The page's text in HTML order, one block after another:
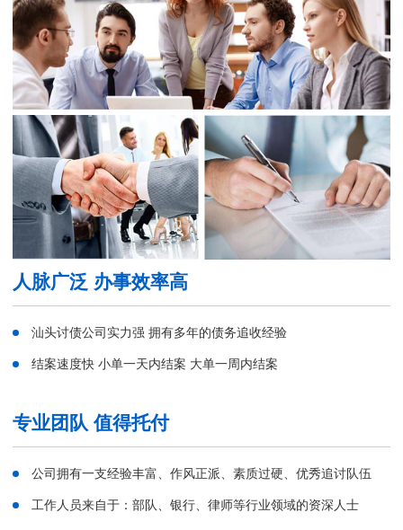
人脉广泛 办事效率高
汕头讨债公司实力强 拥有多年的债务追收经验
结案速度快 小单一天内结案 大单一周内结案
专业团队 值得托付
公司拥有一支经验丰富、作风正派、素质过硬、优秀追讨队伍
工作人员来自于：部队、银行、律师等行业领域的资深人士